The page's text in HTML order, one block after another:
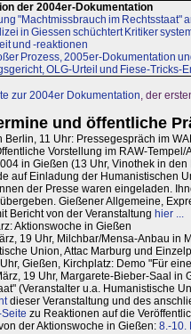
der 2004er-Dokumentation
"Machtmissbrauch im Rechtsstaat"
in Giessen schüchtert Kritiker
und -reaktionen
Prozess, 2005er-Dokumentation
OLG-Urteil und Fiese-Tricks-
zur 2004er Dokumentation, der
und öffentliche
Berlin, 11 Uhr: Pressegespräch im
Vorstellung im RAW-
in Gießen (13 Uhr, Vinothek in
auf Einladung der Humanistischen
der Presse waren eingeladen.
Gießener Allgemeine,
Bericht von der Veranstaltung hier ...
Aktionswoche in Gießen
19 Uhr, Milchbar/Mensa-Anbau in
Union, Attac Marburg und
Gießen, Kirchplatz: Demo "Für
19 Uhr, Margarete-Bieber-Saal
(Veranstalter u.a. Humanistische
dieser Veranstaltung und des
Seite zu Reaktionen auf die
der Aktionswoche in Gießen: 8.-10.